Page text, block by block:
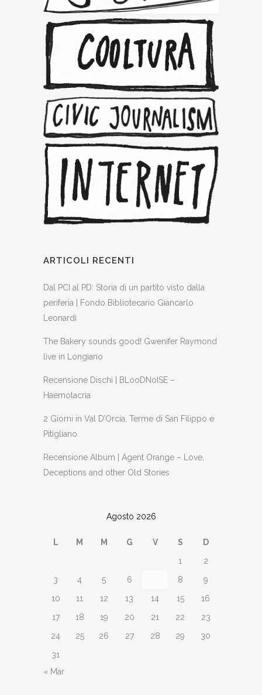
ARTICOLI RECENTI
Dal PCI al PD: Storia di un partito visto dalla
periferia | Fondo Bibliotecario Giancarlo
Leonardi
The Bakery sounds good! Gwenifer Raymond
live in Longiano
Recensione Dischi | BLooDNoISE –
Haemolacria
2 Giorni in Val D’Orcia, Terme di San Filippo e
Pitigliano
Recensione Album | Agent Orange – Love,
Deceptions and other Old Stories
Agosto 2026
L M M G V S
D
1
2
3
4 5 6 8
9
10
11 12 13 14 15
16
17
18 19 20 21 22
23
24
25 26 27 28 29
30
31
« Mar